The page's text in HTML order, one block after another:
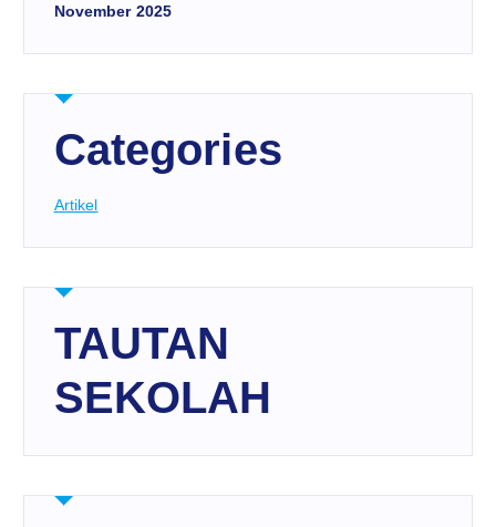
November 2025
Categories
Artikel
TAUTAN
SEKOLAH